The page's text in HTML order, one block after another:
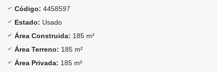
Código: 4458597
Estado: Usado
Área Construida: 185 m²
Área Terreno: 185 m²
Área Privada: 185 m²